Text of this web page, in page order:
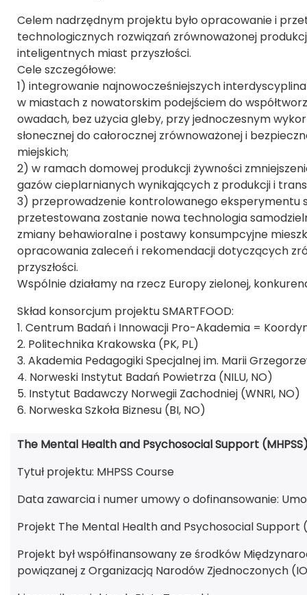
Celem nadrzędnym projektu było opracowanie i
technologicznych rozwiązań zrównoważonej
inteligentnych miast przyszłości.
Cele szczegółowe:
1) integrowanie najnowocześniejszych
w miastach z nowatorskim podejściem do
owadach, bez użycia gleby, przy jednoczesnym
słonecznej do całorocznej zrównoważonej i
miejskich;
2) w ramach domowej produkcji żywności
gazów cieplarnianych wynikających z produkcji i
3) przeprowadzenie kontrolowanego eksperymentu
przetestowana zostanie nowa technologia
zmiany behawioralne i postawy konsumpcyjne
opracowania zaleceń i rekomendacji dotyczących
przyszłości.
Wspólnie działamy na rzecz Europy zielonej,
Skład konsorcjum projektu SMARTFOOD:
1. Centrum Badań i Innowacji Pro-Akademia =
2. Politechnika Krakowska (PK, PL)
3. Akademia Pedagogiki Specjalnej im. Marii
4. Norweski Instytut Badań Powietrza (NILU, NO)
5. Instytut Badawczy Norwegii Zachodniej (WNRI, NO)
6. Norweska Szkoła Biznesu (BI, NO)
The Mental Health and Psychosocial Support
Tytuł projektu: MHPSS Course
Data zawarcia i numer umowy o dofinansowanie:
Projekt The Mental Health and Psychosocial Support
Projekt był współfinansowany ze środków
powiązanej z Organizacją Narodów Zjednoczonych